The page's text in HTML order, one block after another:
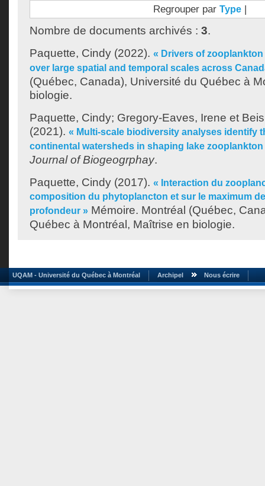
Regrouper par Type |
Nombre de documents archivés : 3.
Paquette, Cindy (2022). « Drivers of
over large spatial and temporal scales across
(Québec, Canada), Université du Québec à
biologie.
Paquette, Cindy; Gregory-Eaves, Irene et
(2021). « Multi-scale biodiversity analyses identify
continental watersheds in shaping lake
Journal of Biogeogrphay.
Paquette, Cindy (2017). « Interaction du
composition du phytoplancton et sur le maximum
profondeur » Mémoire. Montréal (Québec,
Québec à Montréal, Maîtrise en biologie.
UQAM - Université du Québec à Montréal Archipel Nous écrire